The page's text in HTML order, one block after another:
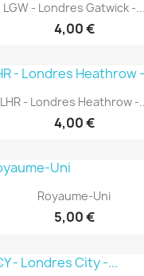
LGW - Londres Gatwick -...
4,00 €
LHR - Londres Heathrow -
4,00 €
Royaume-Uni
5,00 €